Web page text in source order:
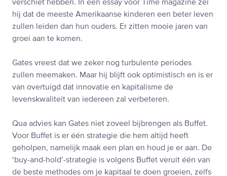
verschiet hebben. In een essay voor Time magazine zei
hij dat de meeste Amerikaanse kinderen een beter leven
zullen leiden dan hun ouders. Er zitten mooie jaren van
groei aan te komen.
Gates vreest dat we zeker nog turbulente periodes
zullen meemaken. Maar hij blijft ook optimistisch en is er
van overtuigd dat innovatie en kapitalisme de
levenskwaliteit van iedereen zal verbeteren.
Qua advies kan Gates niet zoveel bijbrengen als Buffet.
Voor Buffet is er één strategie die hem altijd heeft
geholpen, namelijk maak een plan en houd je er aan. De
‘buy-and-hold’-strategie is volgens Buffet veruit één van
de beste methodes om je kapitaal te doen groeien, zelfs